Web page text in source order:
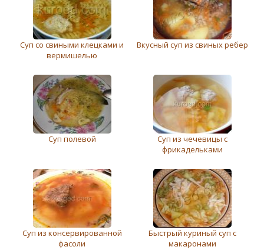
Суп со свиными клецками и
вермишелью
Вкусный суп из свиных ребер
Суп полевой
Суп из чечевицы с
фрикадельками
Суп из консервированной
фасоли
Быстрый куриный суп с
макаронами